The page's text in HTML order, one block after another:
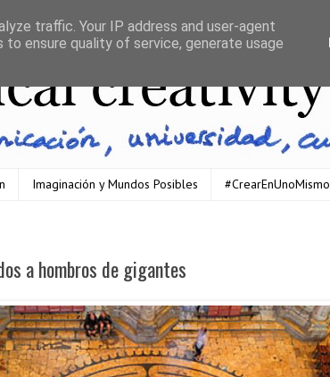
Imaginación y Mundos Posibles #CrearEnUnoMismo
a hombros de gigantes
traffic. Your IP address and user-agent
ensure quality of service, generate usage